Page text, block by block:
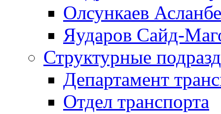
Олсункаев
Яударов Сайд-
Структурные
Департамент
Отдел транспорта